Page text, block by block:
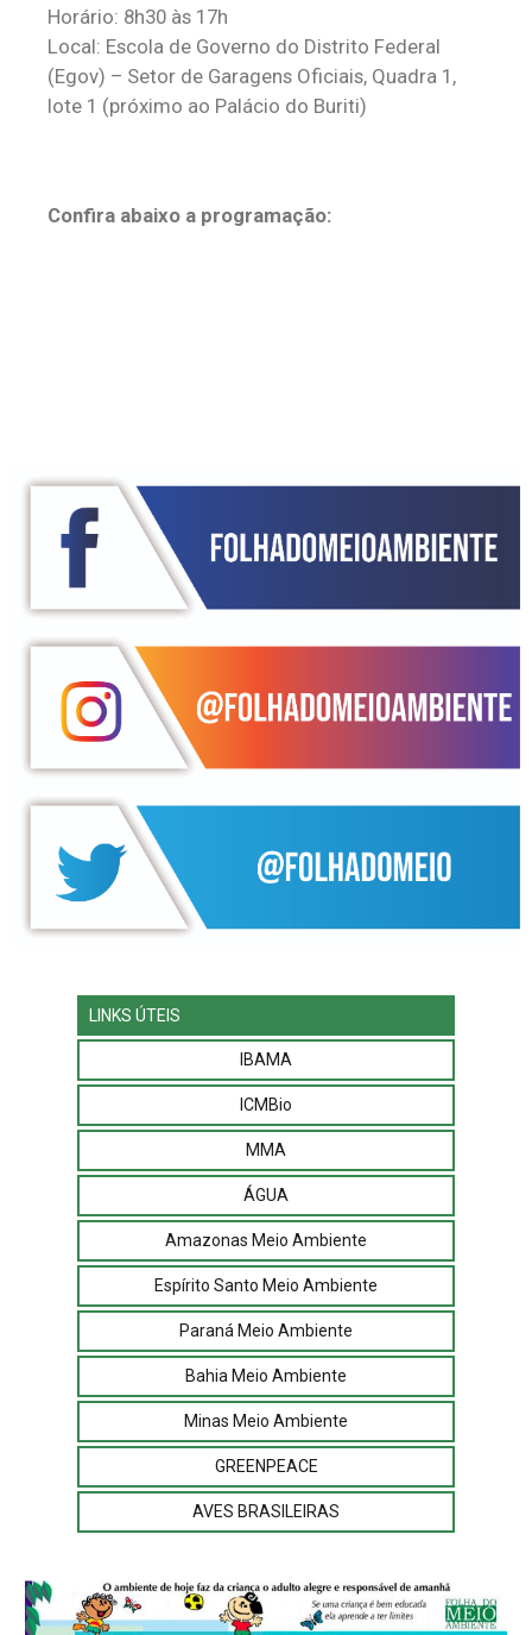
Horário: 8h30 às 17h
Local: Escola de Governo do Distrito Federal
(Egov) – Setor de Garagens Oficiais, Quadra 1,
lote 1 (próximo ao Palácio do Buriti)
Confira abaixo a programação:
LINKS ÚTEIS
IBAMA
ICMBio
MMA
ÁGUA
Amazonas Meio Ambiente
Espírito Santo Meio Ambiente
Paraná Meio Ambiente
Bahia Meio Ambiente
Minas Meio Ambiente
GREENPEACE
AVES BRASILEIRAS